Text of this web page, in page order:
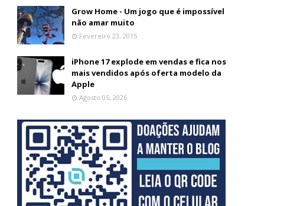
Grow Home - Um jogo que é impossível
não amar muito
Fevereiro 23, 2015
iPhone 17 explode em vendas e fica nos
mais vendidos após oferta modelo da
Apple
Agosto 05, 2026